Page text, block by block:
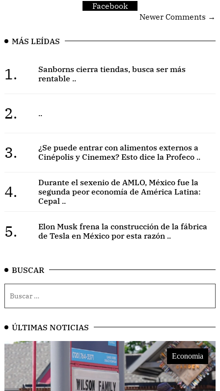
Facebook
Newer Comments →
MÁS LEÍDAS
1.
Sanborns cierra tiendas, busca ser más
rentable ..
2. ..
3.
¿Se puede entrar con alimentos externos a
Cinépolis y Cinemex? Esto dice la Profeco ..
4.
Durante el sexenio de AMLO, México fue la
segunda peor economía de América Latina:
Cepal ..
5.
Elon Musk frena la construcción de la fábrica
de Tesla en México por esta razón ..
BUSCAR
ÚLTIMAS NOTICIAS
Economia